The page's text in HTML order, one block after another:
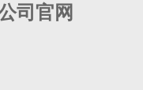
司官网